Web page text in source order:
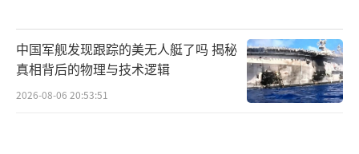
中国军舰发现跟踪的美无人艇了吗 揭秘
真相背后的物理与技术逻辑
2026-08-06 20:53:51